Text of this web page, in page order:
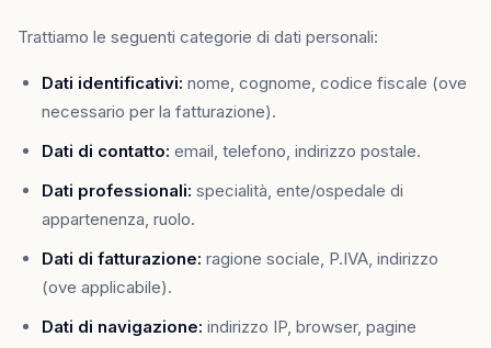
Trattiamo le seguenti categorie di dati personali:
Dati identificativi: nome, cognome, codice fiscale (ove
necessario per la fatturazione).
Dati di contatto: email, telefono, indirizzo postale.
Dati professionali: specialità, ente/ospedale di
appartenenza, ruolo.
Dati di fatturazione: ragione sociale, P.IVA, indirizzo
(ove applicabile).
Dati di navigazione: indirizzo IP, browser, pagine